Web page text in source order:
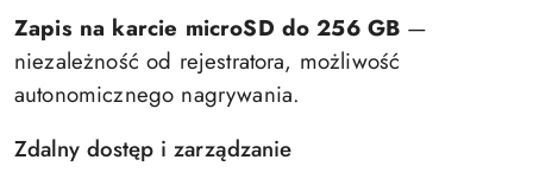
Zapis na karcie microSD do 256 GB —
niezależność od rejestratora, możliwość
autonomicznego nagrywania.
Zdalny dostęp i zarządzanie